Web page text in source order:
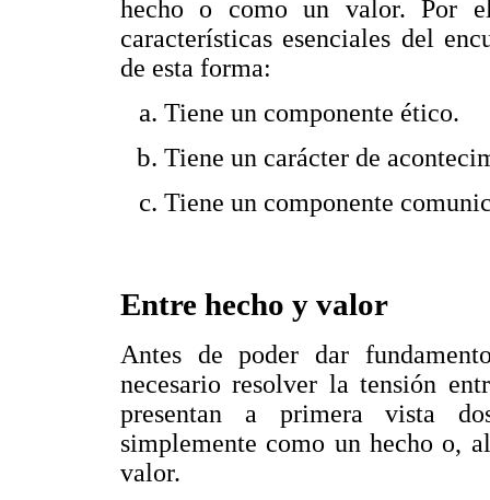
hecho o como un valor. Por
características esenciales del
de esta forma:
Tiene un componente ético.
Tiene un carácter de
Tiene un componente
Entre hecho y valor
Antes de poder dar
necesario resolver la tensión
presentan a primera vista
simplemente como un hecho o,
valor.